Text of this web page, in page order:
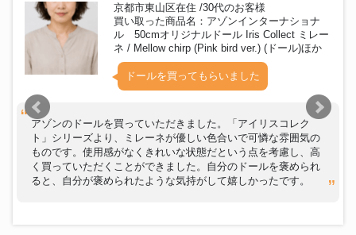
京都市東山区在住 /30代のお客様
買い取った商品名：アゾンインターナショナ
ル 50cmオリジナルドール Iris Collect ミレー
ネ / Mellow chirp (Pink bird ver.) (ドール)ほか
ドールを買ってもらいました
アゾンのドールを買っていただきました。「アイリスコレク
ト」シリーズより、ミレーネが優しい色合いで可憐な雰囲気の
ものです。使用感がなくきれいな状態だという点を考慮し、高
く買っていただくことができました。自分のドールを褒められ
ると、自分が褒められたような気持がして嬉しかったです。